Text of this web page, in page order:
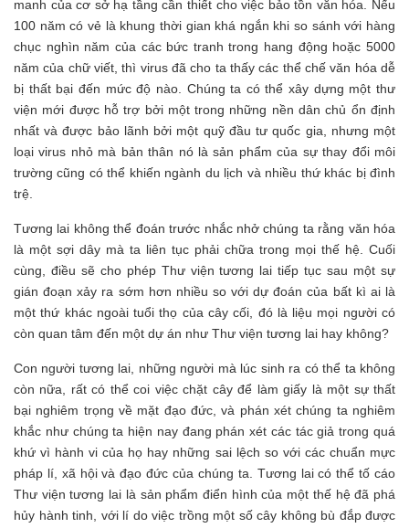
manh của cơ sở hạ tầng cần thiết cho việc bảo tồn văn hóa. Nếu
100 năm có vẻ là khung thời gian khá ngắn khi so sánh với hàng
chục nghìn năm của các bức tranh trong hang động hoặc 5000
năm của chữ viết, thì virus đã cho ta thấy các thể chế văn hóa dễ
bị thất bại đến mức độ nào. Chúng ta có thể xây dựng một thư
viện mới được hỗ trợ bởi một trong những nền dân chủ ổn định
nhất và được bảo lãnh bởi một quỹ đầu tư quốc gia, nhưng một
loại virus nhỏ mà bản thân nó là sản phẩm của sự thay đổi môi
trường cũng có thể khiến ngành du lịch và nhiều thứ khác bị đình
trệ.
Tương lai không thể đoán trước nhắc nhở chúng ta rằng văn hóa
là một sợi dây mà ta liên tục phải chữa trong mọi thế hệ. Cuối
cùng, điều sẽ cho phép Thư viện tương lai tiếp tục sau một sự
gián đoạn xảy ra sớm hơn nhiều so với dự đoán của bất kì ai là
một thứ khác ngoài tuổi thọ của cây cối, đó là liệu mọi người có
còn quan tâm đến một dự án như Thư viện tương lai hay không?
Con người tương lai, những người mà lúc sinh ra có thể ta không
còn nữa, rất có thể coi việc chặt cây để làm giấy là một sự thất
bại nghiêm trọng về mặt đạo đức, và phán xét chúng ta nghiêm
khắc như chúng ta hiện nay đang phán xét các tác giả trong quá
khứ vì hành vi của họ hay những sai lệch so với các chuẩn mực
pháp lí, xã hội và đạo đức của chúng ta. Tương lai có thể tố cáo
Thư viện tương lai là sản phẩm điển hình của một thế hệ đã phá
hủy hành tinh, với lí do việc trồng một số cây không bù đắp được